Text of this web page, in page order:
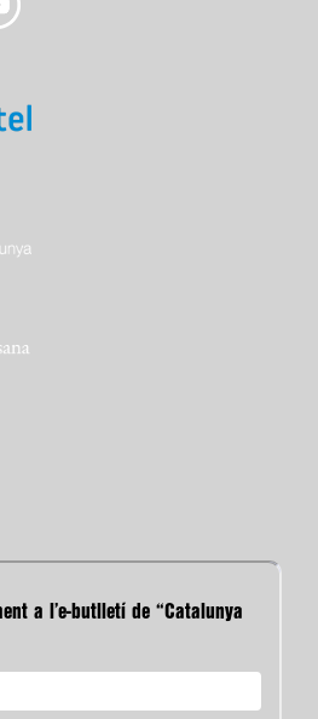
a l’e-butlletí de “Catalunya